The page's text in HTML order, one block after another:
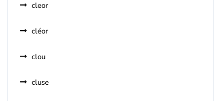
cleor
cléor
clou
cluse